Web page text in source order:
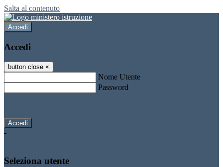
Salta al contenuto
Accedi
Accedi
button close ×
Nome Utente
Password
-
Seleziona utente